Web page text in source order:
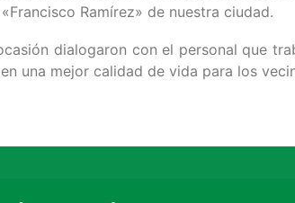
Ramírez» de nuestra ciudad.
dialogaron con el personal que
una mejor calidad de vida para los